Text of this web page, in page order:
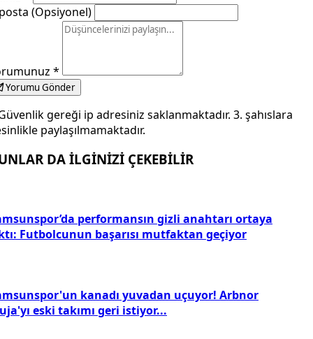
(Opsiyonel)
*
Yorumu Gönder
gereği ip adresiniz saklanmaktadır. 3. şahıslara
paylaşılmamaktadır.
DA İLGİNİZİ ÇEKEBİLİR
performansın gizli anahtarı ortaya
Futbolcunun başarısı mutfaktan geçiyor
kanadı yuvadan uçuyor! Arbnor
eski takımı geri istiyor...